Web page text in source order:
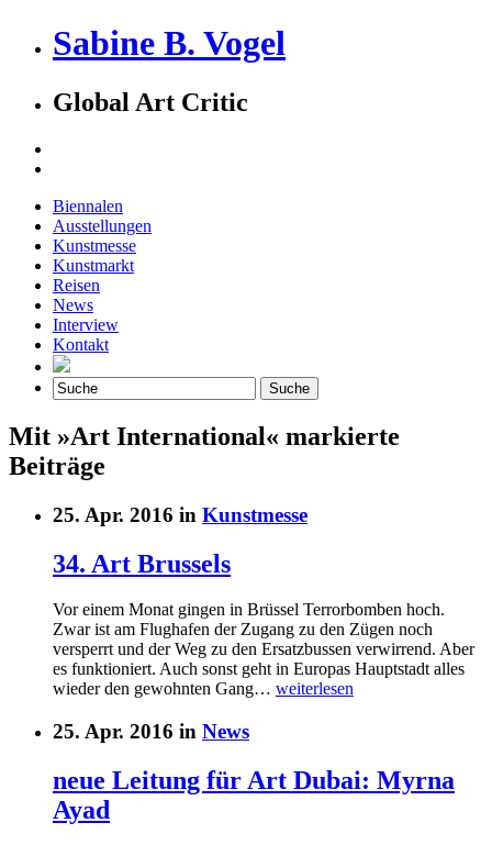
Sabine B. Vogel
Global Art Critic
Biennalen
Ausstellungen
Kunstmesse
Kunstmarkt
Reisen
News
Interview
Kontakt
Mit »Art International« markierte
Beiträge
25. Apr. 2016 in Kunstmesse
34. Art Brussels
Vor einem Monat gingen in Brüssel Terrorbomben hoch.
Zwar ist am Flughafen der Zugang zu den Zügen noch
versperrt und der Weg zu den Ersatzbussen verwirrend. Aber
es funktioniert. Auch sonst geht in Europas Hauptstadt alles
wieder den gewohnten Gang… weiterlesen
25. Apr. 2016 in News
neue Leitung für Art Dubai: Myrna
Ayad